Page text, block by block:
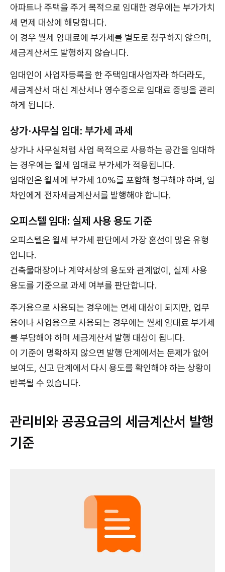
아파트나 주택을 주거 목적으로 임대한 경우에는 부가가치
세 면제 대상에 해당합니다.
이 경우 월세 임대료에 부가세를 별도로 청구하지 않으며,
세금계산서도 발행하지 않습니다.
임대인이 사업자등록을 한 주택임대사업자라 하더라도,
세금계산서 대신 계산서나 영수증으로 임대료 증빙을 관리
하게 됩니다.
상가·사무실 임대: 부가세 과세
상가나 사무실처럼 사업 목적으로 사용하는 공간을 임대하
는 경우에는 월세 임대료 부가세가 적용됩니다.
임대인은 월세에 부가세 10%를 포함해 청구해야 하며, 임
차인에게 전자세금계산서를 발행해야 합니다.
오피스텔 임대: 실제 사용 용도 기준
오피스텔은 월세 부가세 판단에서 가장 혼선이 많은 유형
입니다.
건축물대장이나 계약서상의 용도와 관계없이, 실제 사용
용도를 기준으로 과세 여부를 판단합니다.
주거용으로 사용되는 경우에는 면세 대상이 되지만, 업무
용이나 사업용으로 사용되는 경우에는 월세 임대료 부가세
를 부담해야 하며 세금계산서 발행 대상이 됩니다.
이 기준이 명확하지 않으면 발행 단계에서는 문제가 없어
보여도, 신고 단계에서 다시 용도를 확인해야 하는 상황이
반복될 수 있습니다.
관리비와 공공요금의 세금계산서 발행
기준